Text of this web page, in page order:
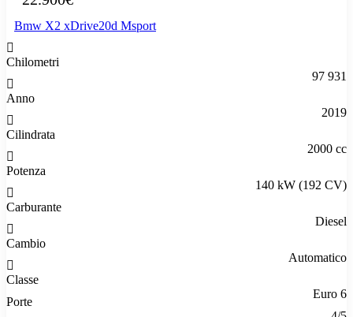
Bmw X2 xDrive20d Msport
Chilometri
97 931
Anno
2019
Cilindrata
2000 cc
Potenza
140 kW (192 CV)
Carburante
Diesel
Cambio
Automatico
Classe
Euro 6
Porte